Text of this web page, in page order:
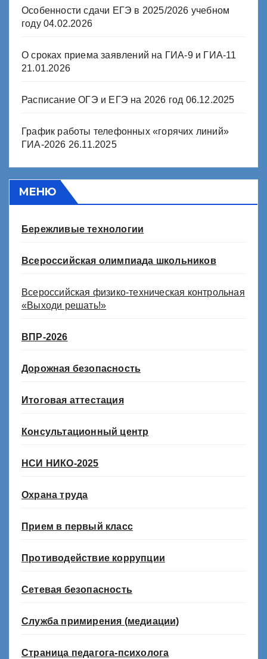
Особенности сдачи ЕГЭ в 2025/2026 учебном
году 04.02.2026
О сроках приема заявлений на ГИА-9 и ГИА-11
21.01.2026
Расписание ОГЭ и ЕГЭ на 2026 год 06.12.2025
График работы телефонных «горячих линий»
ГИА-2026 26.11.2025
МЕНЮ
Бережливые технологии
Всероссийская олимпиада школьников
Всероссийская физико-техническая контрольная
«Выходи решать!»
ВПР-2026
Дорожная безопасность
Итоговая аттестация
Консультационный центр
НСИ НИКО-2025
Охрана труда
Прием в первый класс
Противодействие коррупции
Сетевая безопасность
Служба примирения (медиации)
Страница педагога-психолога